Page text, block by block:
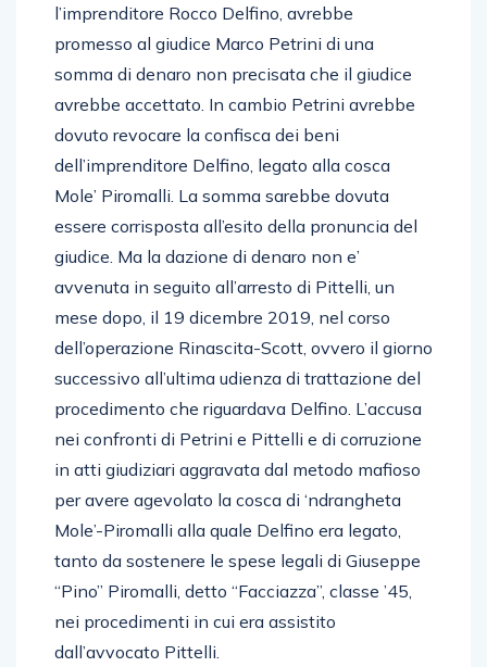
l’imprenditore Rocco Delfino, avrebbe
promesso al giudice Marco Petrini di una
somma di denaro non precisata che il giudice
avrebbe accettato. In cambio Petrini avrebbe
dovuto revocare la confisca dei beni
dell’imprenditore Delfino, legato alla cosca
Mole’ Piromalli. La somma sarebbe dovuta
essere corrisposta all’esito della pronuncia del
giudice. Ma la dazione di denaro non e’
avvenuta in seguito all’arresto di Pittelli, un
mese dopo, il 19 dicembre 2019, nel corso
dell’operazione Rinascita-Scott, ovvero il giorno
successivo all’ultima udienza di trattazione del
procedimento che riguardava Delfino. L’accusa
nei confronti di Petrini e Pittelli e di corruzione
in atti giudiziari aggravata dal metodo mafioso
per avere agevolato la cosca di ‘ndrangheta
Mole’-Piromalli alla quale Delfino era legato,
tanto da sostenere le spese legali di Giuseppe
“Pino” Piromalli, detto “Facciazza”, classe ’45,
nei procedimenti in cui era assistito
dall’avvocato Pittelli.